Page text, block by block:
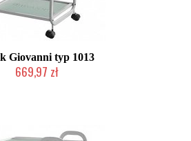
Giovanni typ 1013
669,97 zł